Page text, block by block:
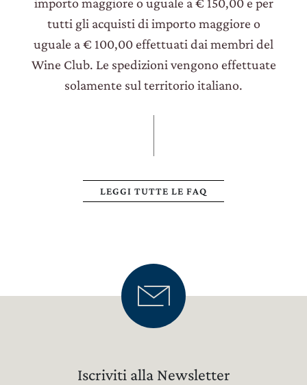
tutti gli acquisti di importo maggiore o
uguale a € 100,00 effettuati dai membri del
Wine Club. Le spedizioni vengono effettuate
solamente sul territorio italiano.
LEGGI TUTTE LE FAQ
Iscriviti alla Newsletter